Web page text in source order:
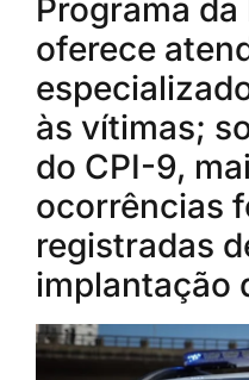
Programa
oferece
às vítimas;
do CPI-9,
ocorrências
registradas
implantação